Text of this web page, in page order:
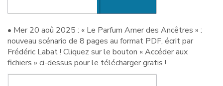
• Mer 20 aoû 2025 : « Le Parfum Amer des Ancêtres » :
nouveau scénario de 8 pages au format PDF, écrit par
Frédéric Labat ! Cliquez sur le bouton « Accéder aux
fichiers » ci-dessus pour le télécharger gratis !